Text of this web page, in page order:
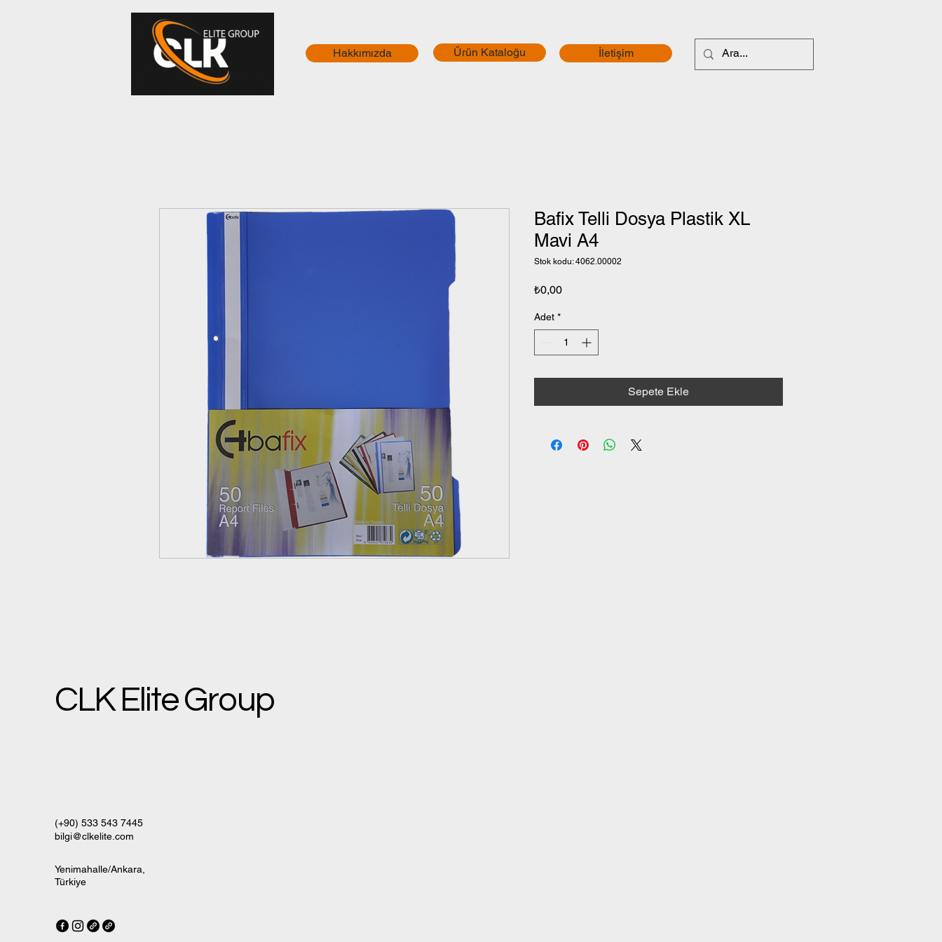
Hakkımızda Ürün Kataloğu İletişim
Bafix Telli Dosya Plastik XL
Mavi A4
Stok kodu: 4062.00002
₺0,00Fiyat
Adet *
Sepete Ekle
CLK Elite Group
(+90) 533 543 7445
bilgi@clkelite.com
Yenimahalle/Ankara,
Türkiye